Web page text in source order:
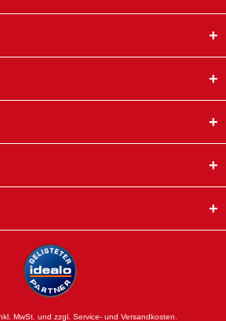
MwSt. und zzgl. Service- und Versandkosten.